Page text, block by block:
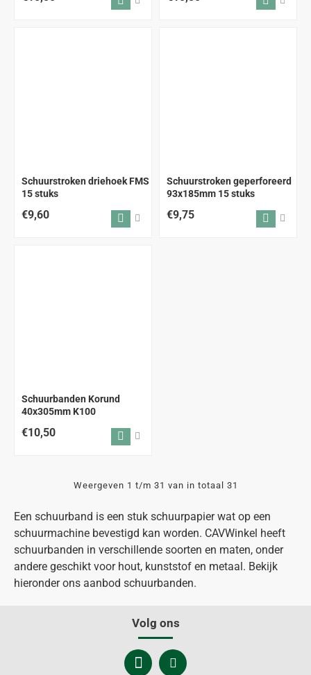
Een schuurband is een stuk schuurpapier wat op een
schuurmachine bevestigd kan worden. CAVWinkel heeft
schuurbanden in verschillende soorten en maten, onder
andere geschikt voor hout, kunststof en metaal. Bekijk
hieronder ons aanbod schuurbanden.
Schuurstroken driehoek FMS
15 stuks
€9,60
Schuurstroken geperforeerd
93x185mm 15 stuks
€9,75
Schuurbanden Korund
40x305mm K100
€10,50
Weergeven 1 t/m 31 van in totaal 31
Volg ons